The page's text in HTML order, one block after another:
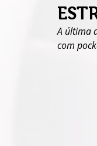
A última
com